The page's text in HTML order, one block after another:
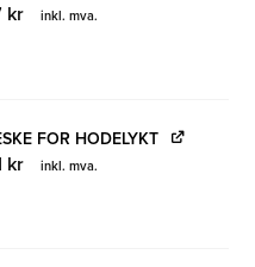
kr inkl. mva.
FOR HODELYKT
kr inkl. mva.